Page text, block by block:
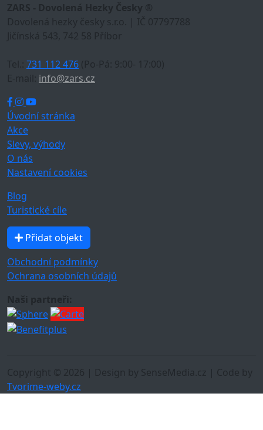
ZARS - Dovolená Hezky Česky ®
Dovolená hezky česky s.r.o. | IČ 07797788
Jičínská 543, 742 58 Příbor
Tel.: 731 112 476 (Po-Pá: 9:00- 17:00)
E-mail: info@zars.cz
Úvodní stránka
Akce
Slevy, výhody
O nás
Nastavení cookies
Blog
Turistické cíle
Přidat objekt
Obchodní podmínky
Ochrana osobních údajů
Naši partneři:
Copyright © 2026 | Design by SenseMedia.cz | Code by
Tvorime-weby.cz